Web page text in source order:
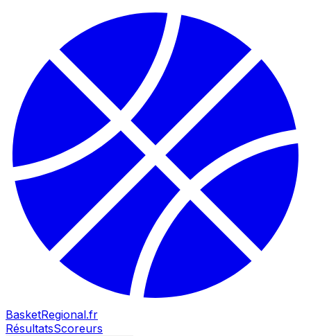
BasketRegional.fr
RésultatsScoreurs